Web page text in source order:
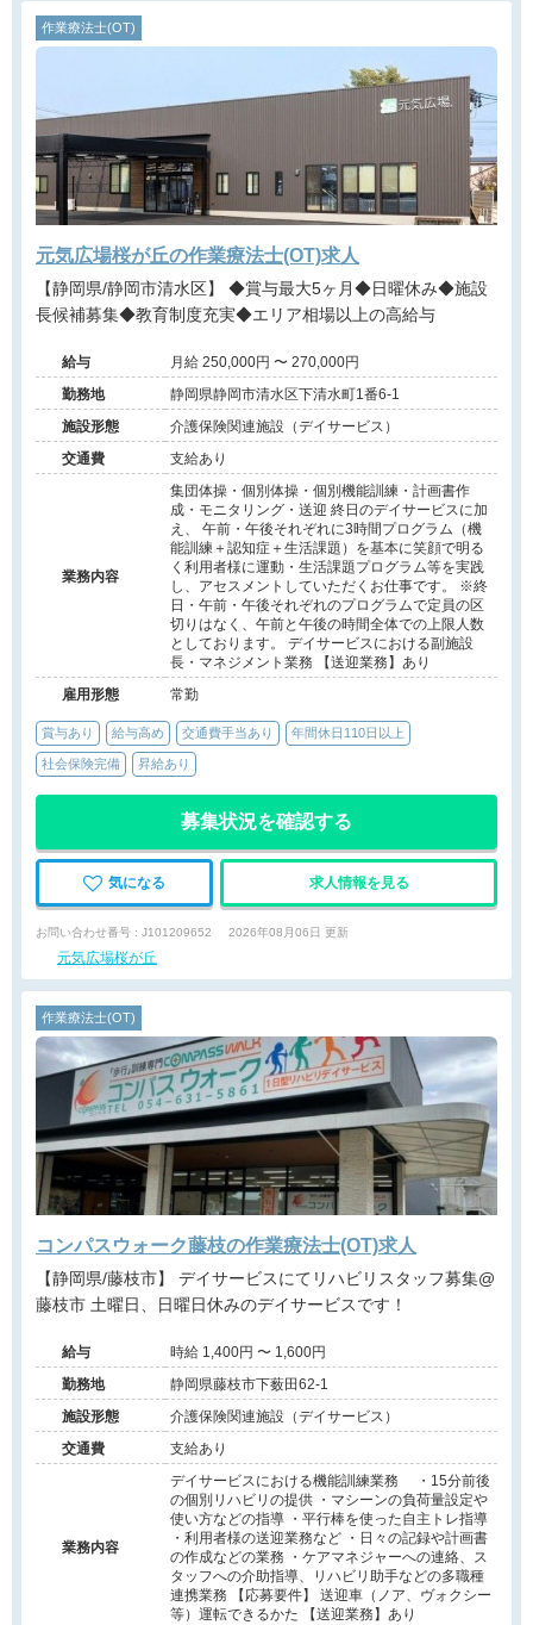
作業療法士(OT)
元気広場桜が丘の作業療法士(OT)求人
【静岡県/静岡市清水区】 ◆賞与最大5ヶ月◆日曜休み◆施設
長候補募集◆教育制度充実◆エリア相場以上の高給与
給与
月給 250,000円 〜 270,000円
勤務地
静岡県静岡市清水区下清水町1番6-1
施設形態
介護保険関連施設（デイサービス）
交通費
支給あり
業務内容
集団体操・個別体操・個別機能訓練・計画書作
成・モニタリング・送迎 終日のデイサービスに加
え、 午前・午後それぞれに3時間プログラム（機
能訓練＋認知症＋生活課題）を基本に笑顔で明る
く利用者様に運動・生活課題プログラム等を実践
し、アセスメントしていただくお仕事です。 ※終
日・午前・午後それぞれのプログラムで定員の区
切りはなく、午前と午後の時間全体での上限人数
としております。 デイサービスにおける副施設
長・マネジメント業務 【送迎業務】あり
雇用形態
常勤
賞与あり 給与高め 交通費手当あり 年間休日110日以上
社会保険完備 昇給あり
募集状況を確認する
気になる 求人情報を見る
お問い合わせ番号 : J101209652 2026年08月06日 更新
元気広場桜が丘
作業療法士(OT)
コンパスウォーク藤枝の作業療法士(OT)求人
【静岡県/藤枝市】 デイサービスにてリハビリスタッフ募集@
藤枝市 土曜日、日曜日休みのデイサービスです！
給与
時給 1,400円 〜 1,600円
勤務地
静岡県藤枝市下薮田62-1
施設形態
介護保険関連施設（デイサービス）
交通費
支給あり
業務内容
デイサービスにおける機能訓練業務 ・15分前後
の個別リハビリの提供 ・マシーンの負荷量設定や
使い方などの指導 ・平行棒を使った自主トレ指導
・利用者様の送迎業務など ・日々の記録や計画書
の作成などの業務 ・ケアマネジャーへの連絡、ス
タッフへの介助指導、リハビリ助手などの多職種
連携業務 【応募要件】 送迎車（ノア、ヴォクシー
等）運転できるかた 【送迎業務】あり